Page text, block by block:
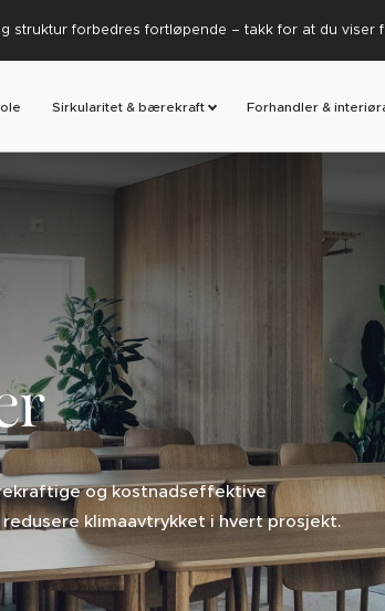
struktur forbedres fortløpende – takk for at du viser
Sirkularitet & bærekraft Forhandler &
og kostnadseffektive
klimaavtrykket i hvert prosjekt.